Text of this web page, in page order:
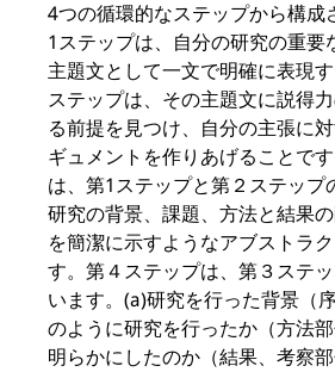
4つの循環的なステップから構成
1ステップは、自分の研究の重要
主題文として一文で明確に表現
ステップは、その主題文に説得
る前提を見つけ、自分の主張に
ギュメントを作りあげることで
は、第1ステップと第２ステップ
研究の背景、課題、方法と結果
を簡潔に示すようなアブストラ
す。第４ステップは、第３ステ
います。(a)研究を行った背景（
のように研究を行ったか（方法
明らかにしたのか（結果、考察